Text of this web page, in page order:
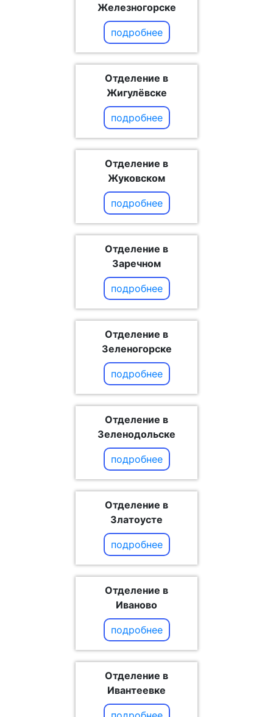
Железногорске
подробнее
Отделение в
Жигулёвске
подробнее
Отделение в
Жуковском
подробнее
Отделение в
Заречном
подробнее
Отделение в
Зеленогорске
подробнее
Отделение в
Зеленодольске
подробнее
Отделение в
Златоусте
подробнее
Отделение в
Иваново
подробнее
Отделение в
Ивантеевке